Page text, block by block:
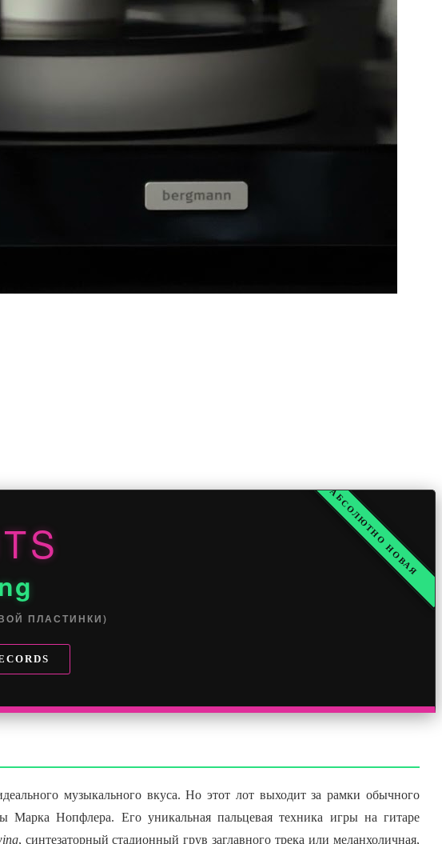
88 / АБСОЛЮТНО НОВАЯ
ПЛАСТИНКИ)
музыкального вкуса. Но этот лот выходит за рамки обычного
Марка Нопфлера. Его уникальная пальцевая техника игры на гитаре
, синтезаторный стадионный грув заглавного трека или меланхоличная,